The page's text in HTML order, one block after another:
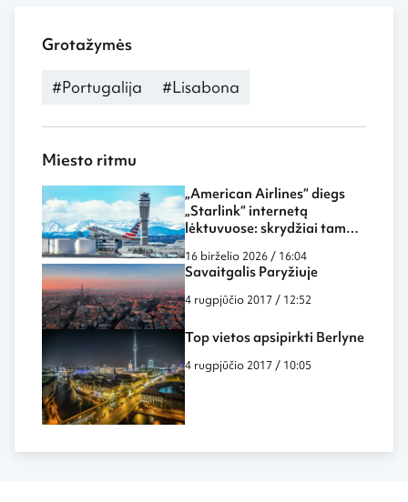
Grotažymės
#Portugalija #Lisabona
Miesto ritmu
„American Airlines“ diegs
„Starlink“ internetą
lėktuvuose: skrydžiai tampa
dar labiau panašūs į darbą
biure ar namuose
16 birželio 2026 / 16:04
Savaitgalis Paryžiuje
4 rugpjūčio 2017 / 12:52
Top vietos apsipirkti Berlyne
4 rugpjūčio 2017 / 10:05